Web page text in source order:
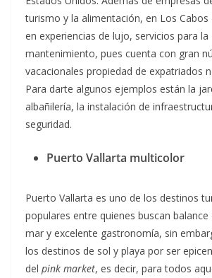
turismo y la alimentación, en Los Cabos
en experiencias de lujo, servicios para
mantenimiento, pues cuenta con gran
vacacionales propiedad de expatriados
Para darte algunos ejemplos están la
albañilería, la instalación de
seguridad.
Puerto Vallarta multicolor
Puerto Vallarta es uno de los destinos
populares entre quienes buscan
mar y excelente gastronomía, sin
los destinos de sol y playa por ser
del pink market, es decir, para todos